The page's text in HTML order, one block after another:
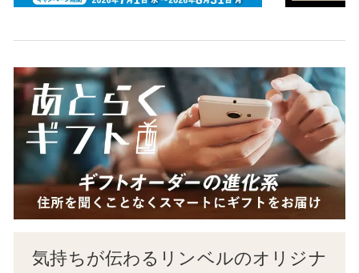
気持ちが伝わるリンベルのオリジナ